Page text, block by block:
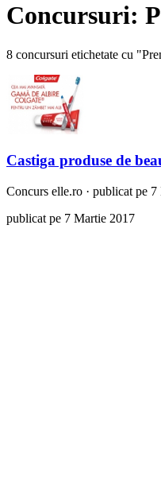
Concursuri:
8 concursuri etichetate cu
Castiga produse de
Concurs elle.ro · publicat pe
publicat pe 7 Martie 2017